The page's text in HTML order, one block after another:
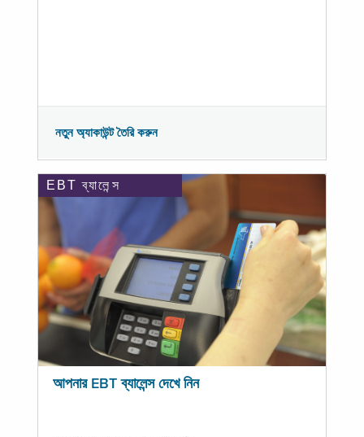
নতুন অ্যাকাউন্ট তৈরি করুন
EBT ব্যালেন্স
আপনার EBT ব্যালেন্স দেখে নিন